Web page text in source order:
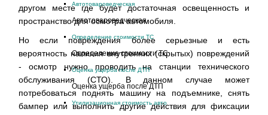
Автотовароведческая
Автотовароведческая
Определение стоимости ТС
Определение стоимости ТС
Оценка ущерба после ДТП
Оценка ущерба после ДТП
Утилизационная стоимость авто
другом месте где будет достаточная освещенность и
пространство для осмотра автомобиля.
Но если повреждения более серьезные и есть
вероятность наличия внутренних (скрытых) повреждений
- осмотр нужно проводить на станции технического
обслуживания (СТО). В данном случае может
потребоваться поднять машину на подъемнике, снять
бампер или выполнить другие действия для фиксации